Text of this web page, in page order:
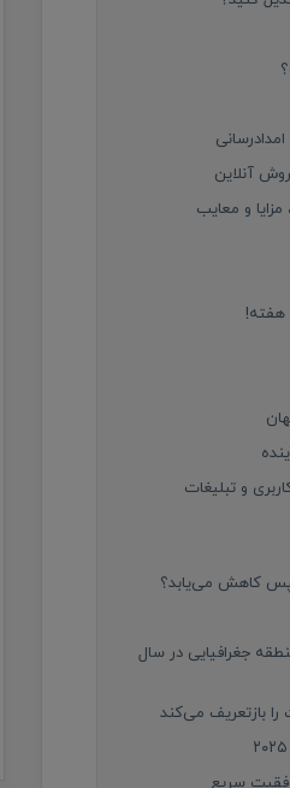
آنلاین
سال ۲۰۲۵: تحول در تجربه کاربری و تبلیغات
جغرافیایی در سال
سریع